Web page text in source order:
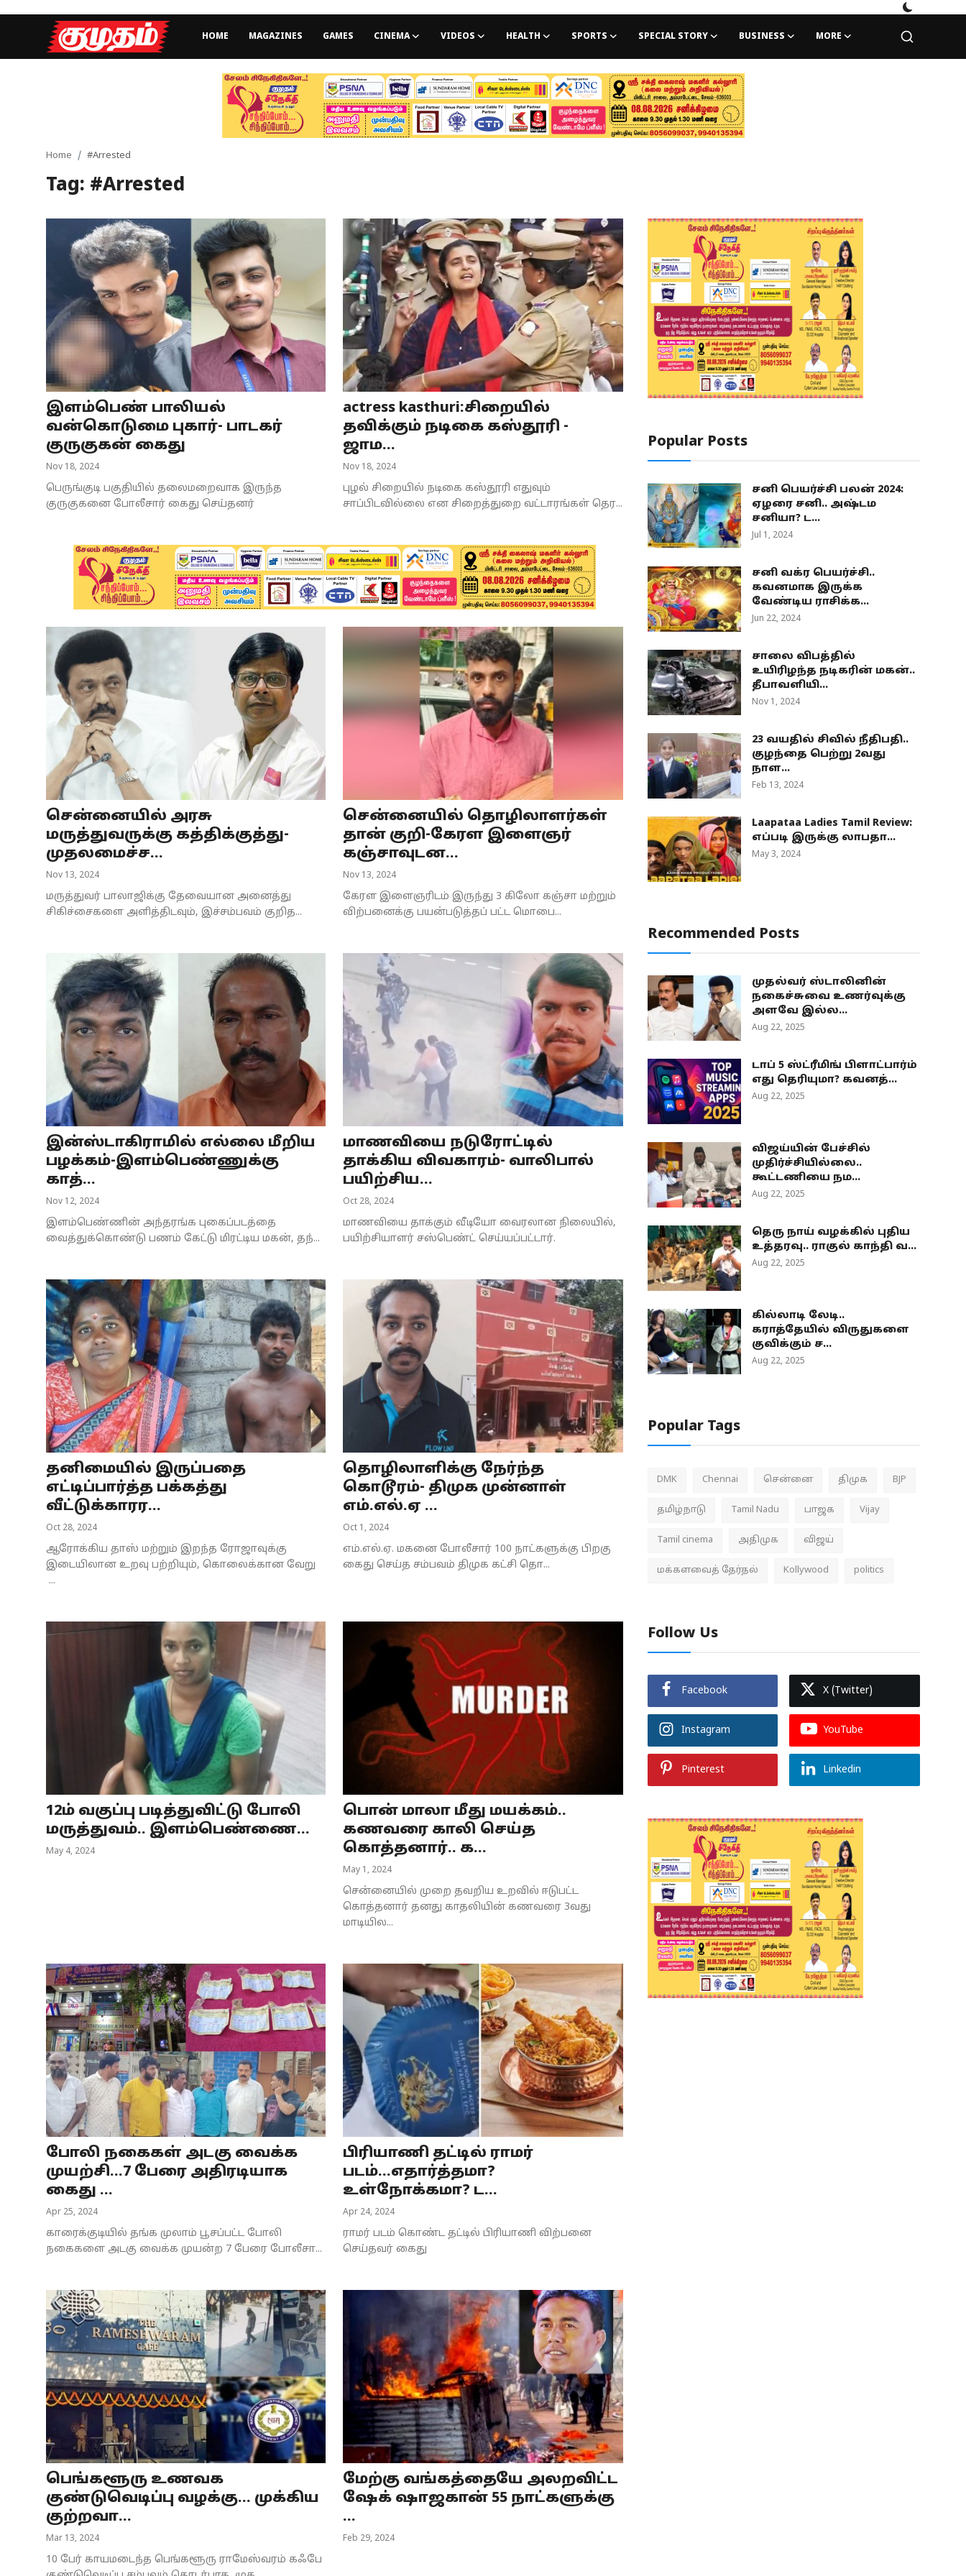
HOME MAGAZINES GAMES CINEMA VIDEOS HEALTH SPORTS SPECIAL STORY BUSINESS MORE
Games
Videos
Special Story
Business
Tamilnadu
National
Astrology
Home #Arrested
Tag: #Arrested
இளம்பெண் பாலியல்
வன்கொடுமை புகார்- பாடகர்
குருகுகன் கைது
Nov 18, 2024
பெருங்குடி பகுதியில் தலைமறைவாக இருந்த
குருகுகனை போலீசார் கைது செய்தனர்
actress kasthuri:சிறையில்
தவிக்கும் நடிகை கஸ்தூரி -
ஜாம...
Nov 18, 2024
புழல் சிறையில் நடிகை கஸ்தூரி எதுவும்
சாப்பிடவில்லை என சிறைத்துறை வட்டாரங்கள் தெர...
சென்னையில் அரசு
மருத்துவருக்கு கத்திக்குத்து-
முதலமைச்ச...
Nov 13, 2024
மருத்துவர் பாலாஜிக்கு தேவையான அனைத்து
சிகிச்சைகளை அளித்திடவும், இச்சம்பவம் குறித...
சென்னையில் தொழிலாளர்கள்
தான் குறி-கேரள இளைஞர்
கஞ்சாவுடன...
Nov 13, 2024
கேரள இளைஞரிடம் இருந்து 3 கிலோ கஞ்சா மற்றும்
விற்பனைக்கு பயன்படுத்தப் பட்ட மொபை...
இன்ஸ்டாகிராமில் எல்லை மீறிய
பழக்கம்-இளம்பெண்ணுக்கு
காத்...
Nov 12, 2024
இளம்பெண்ணின் அந்தரங்க புகைப்படத்தை
வைத்துக்கொண்டு பணம் கேட்டு மிரட்டிய மகன், தந்...
மாணவியை நடுரோட்டில்
தாக்கிய விவகாரம்- வாலிபால்
பயிற்சிய...
Oct 28, 2024
மாணவியை தாக்கும் வீடியோ வைரலான நிலையில்,
பயிற்சியாளர் சஸ்பெண்ட் செய்யப்பட்டார்.
தனிமையில் இருப்பதை
எட்டிப்பார்த்த பக்கத்து
வீட்டுக்காரர...
Oct 28, 2024
ஆரோக்கிய தாஸ் மற்றும் இறந்த ரோஜாவுக்கு
இடையிலான உறவு பற்றியும், கொலைக்கான வேறு
...
தொழிலாளிக்கு நேர்ந்த
கொடூரம்- திமுக முன்னாள்
எம்.எல்.ஏ ...
Oct 1, 2024
எம்.எல்.ஏ. மகனை போலீசார் 100 நாட்களுக்கு பிறகு
கைது செய்த சம்பவம் திமுக கட்சி தொ...
12ம் வகுப்பு படித்துவிட்டு போலி
மருத்துவம்.. இளம்பெண்ணை...
May 4, 2024
பொன் மாலா மீது மயக்கம்..
கணவரை காலி செய்த
கொத்தனார்.. க...
May 1, 2024
சென்னையில் முறை தவறிய உறவில் ஈடுபட்ட
கொத்தனார் தனது காதலியின் கணவரை 3வது
மாடியில...
போலி நகைகள் அடகு வைக்க
முயற்சி...7 பேரை அதிரடியாக
கைது ...
Apr 25, 2024
காரைக்குடியில் தங்க முலாம் பூசப்பட்ட போலி
நகைகளை அடகு வைக்க முயன்ற 7 பேரை போலீசா...
பிரியாணி தட்டில் ராமர்
படம்...எதார்த்தமா?
உள்நோக்கமா? ட...
Apr 24, 2024
ராமர் படம் கொண்ட தட்டில் பிரியாணி விற்பனை
செய்தவர் கைது
பெங்களூரு உணவக
குண்டுவெடிப்பு வழக்கு... முக்கிய
குற்றவா...
Mar 13, 2024
10 பேர் காயமடைந்த பெங்களூரு ராமேஸ்வரம் கஃபே
மேற்கு வங்கத்தையே அலறவிட்ட
ஷேக் ஷாஜகான் 55 நாட்களுக்கு
...
Feb 29, 2024
Popular Posts
சனி பெயர்ச்சி பலன் 2024:
ஏழரை சனி.. அஷ்டம
சனியா? ட...
Jul 1, 2024
சனி வக்ர பெயர்ச்சி..
கவனமாக இருக்க
வேண்டிய ராசிக்க...
Jun 22, 2024
சாலை விபத்தில்
உயிரிழந்த நடிகரின் மகன்..
தீபாவளியி...
Nov 1, 2024
23 வயதில் சிவில் நீதிபதி..
குழந்தை பெற்று 2வது
நாள...
Feb 13, 2024
Laapataa Ladies Tamil Review:
எப்படி இருக்கு லாபதா...
May 3, 2024
Recommended Posts
முதல்வர் ஸ்டாலினின்
நகைச்சுவை உணர்வுக்கு
அளவே இல்ல...
Aug 22, 2025
டாப் 5 ஸ்ட்ரீமிங் பிளாட்பார்ம்
எது தெரியுமா? கவனத்...
Aug 22, 2025
விஜய்யின் பேச்சில்
முதிர்ச்சியில்லை..
கூட்டணியை நம...
Aug 22, 2025
தெரு நாய் வழக்கில் புதிய
உத்தரவு.. ராகுல் காந்தி வ...
Aug 22, 2025
கில்லாடி லேடி..
கராத்தேயில் விருதுகளை
குவிக்கும் ச...
Aug 22, 2025
Popular Tags
DMK Chennai சென்னை திமுக BJP
தமிழ்நாடு Tamil Nadu பாஜக Vijay
Tamil cinema அதிமுக விஜய்
மக்களவைத் தேர்தல் Kollywood politics
Follow Us
Facebook X (Twitter)
Instagram YouTube
Pinterest Linkedin